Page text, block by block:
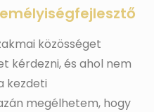
közösséget
kérdezni, és ahol nem
kezdeti
megélhetem, hogy